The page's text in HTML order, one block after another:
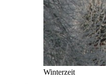
Winterzeit